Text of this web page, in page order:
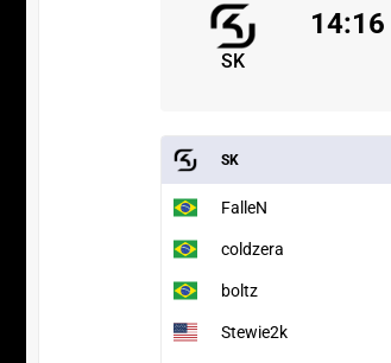
SK
14:16
SK
FalleN
coldzera
boltz
Stewie2k